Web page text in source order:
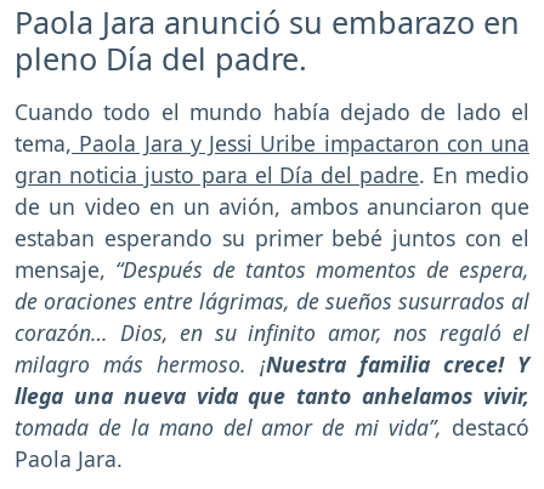
Paola Jara anunció su embarazo en
pleno Día del padre.
Cuando todo el mundo había dejado de lado el
tema, Paola Jara y Jessi Uribe impactaron con una
gran noticia justo para el Día del padre. En medio
de un video en un avión, ambos anunciaron que
estaban esperando su primer bebé juntos con el
mensaje, “Después de tantos momentos de espera,
de oraciones entre lágrimas, de sueños susurrados al
corazón… Dios, en su infinito amor, nos regaló el
milagro más hermoso. ¡Nuestra familia crece! Y
llega una nueva vida que tanto anhelamos vivir,
tomada de la mano del amor de mi vida”, destacó
Paola Jara.